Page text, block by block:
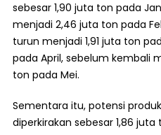
sebesar 1,90 juta ton pada
menjadi 2,46 juta ton pada
turun menjadi 1,91 juta ton
pada April, sebelum kembali
ton pada Mei.
Sementara itu, potensi
diperkirakan sebesar 1,86